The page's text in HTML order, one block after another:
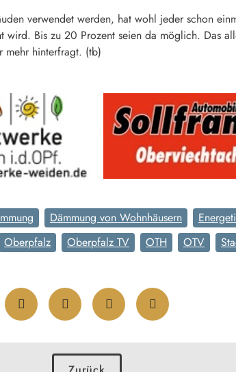
verwendet werden, hat wohl jeder schon
wird. Bis zu 20 Prozent seien da möglich. Das
mehr hinterfragt. (tb)
Dämmung von Wohnhäusern
Oberpfalz Oberpfalz TV OTH OTV